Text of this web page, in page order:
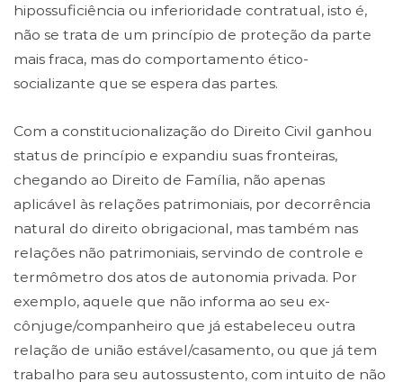
hipossuficiência ou inferioridade contratual, isto é,
não se trata de um princípio de proteção da parte
mais fraca, mas do comportamento ético-
socializante que se espera das partes.
Com a constitucionalização do Direito Civil ganhou
status de princípio e expandiu suas fronteiras,
chegando ao Direito de Família, não apenas
aplicável às relações patrimoniais, por decorrência
natural do direito obrigacional, mas também nas
relações não patrimoniais, servindo de controle e
termômetro dos atos de autonomia privada. Por
exemplo, aquele que não informa ao seu ex-
cônjuge/companheiro que já estabeleceu outra
relação de união estável/casamento, ou que já tem
trabalho para seu autossustento, com intuito de não